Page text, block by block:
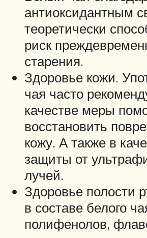
антиоксидантным
теоретически
риск
старения.
Здоровье кожи.
чая часто
качестве меры
восстановить
кожу. А также в
защиты от
лучей.
Здоровье полости
в составе белого
полифенолов,